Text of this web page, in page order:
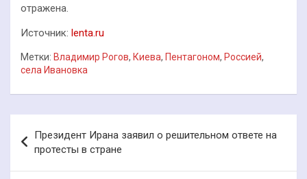
отражена.
Источник: lenta.ru
Метки: Владимир Рогов, Киева, Пентагоном, Россией,
села Ивановка
по
записям
Президент Ирана заявил о решительном ответе на
протесты в стране